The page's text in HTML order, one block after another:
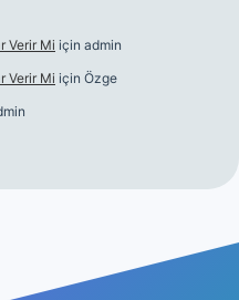
Verir Mi için admin
Verir Mi için Özge